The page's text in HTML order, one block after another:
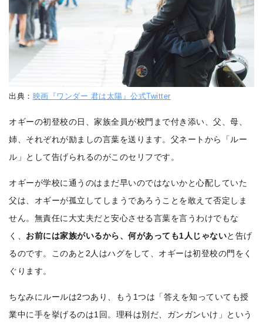
出典： 映画『ワンダー 君は太陽』公式Twitter
オギーの初登校の日、家族全員が校門まで付き添い、父、母、
姉、それぞれが励ましの言葉を送ります。父ネートから「ルー
ル」として告げられるのがこのセリフです。
オギーが学校に通うのはまだ早いのではないかと心配していた
父は、オギーが孤立してしまうであろうことを敢えて否定しま
せん。無責任に大丈夫だと安心させる言葉を言うわけでもな
く、 お前には家族がいるから、何があっても1人じゃないと告げ
るのです。このあと2人はハグをして、オギーは初登校の門をく
ぐります。
ちなみにルールは2つあり、もう1つは「答えを知っていても授
業中に手を挙げるのは1回。理科は別だ、ガンガンいけ」という